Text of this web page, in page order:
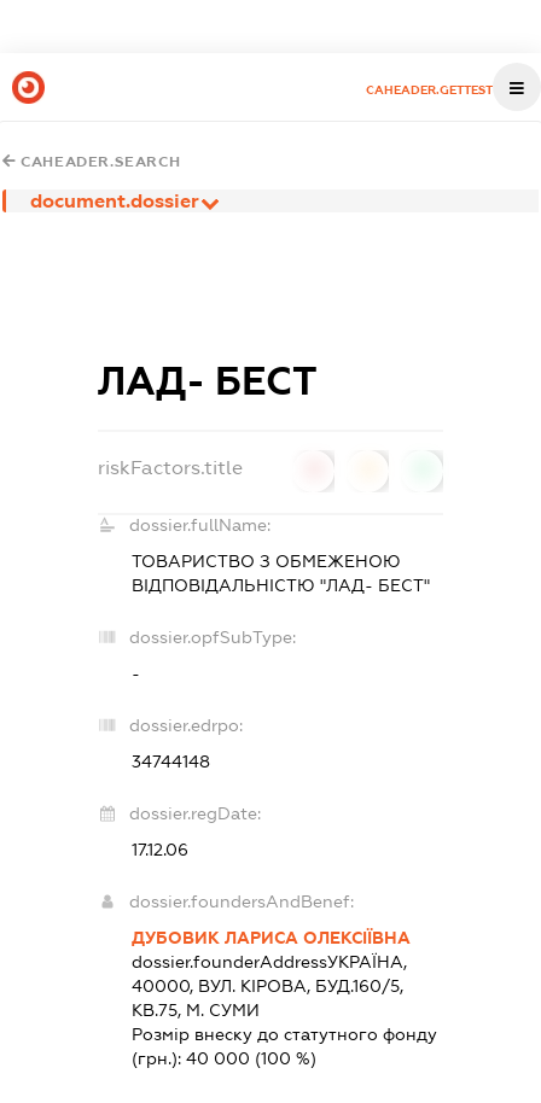
CAHEADER.GETTEST
CAHEADER.SEARCH
document.dossier
ЛАД- БЕСТ
riskFactors.title
dossier.fullName:
ТОВАРИСТВО З ОБМЕЖЕНОЮ
ВІДПОВІДАЛЬНІСТЮ "ЛАД- БЕСТ"
dossier.opfSubType:
-
dossier.edrpo:
34744148
dossier.regDate:
17.12.06
dossier.foundersAndBenef:
ДУБОВИК ЛАРИСА ОЛЕКСІЇВНА
dossier.founderAddressУКРАЇНА,
40000, ВУЛ. КІРОВА, БУД.160/5,
КВ.75, М. СУМИ
Розмір внеску до статутного фонду
(грн.): 40 000 (100 %)